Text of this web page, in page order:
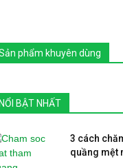
phẩm khuyên dùng
NỔI BẬT NHẤT
3 cách
quầng mệt